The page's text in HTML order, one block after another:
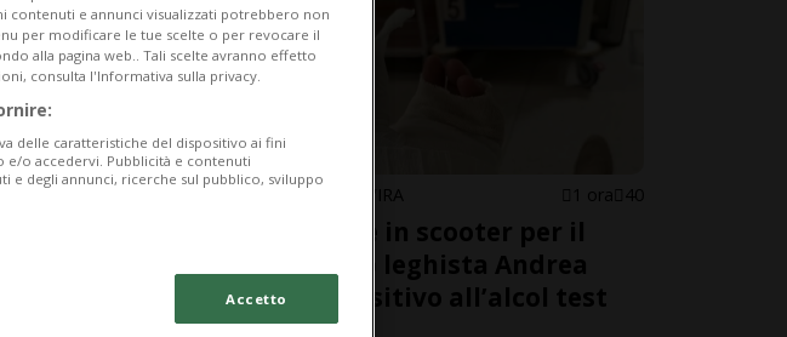
MEZZOVICO-VIRA 1 ora 40
Incidente in scooter per il
deputato leghista Andrea
Censi: positivo all’alcol test
contenuti e annunci visualizzati potrebbero non
per modificare le tue scelte o per revocare il
alla pagina web.. Tali scelte avranno effetto
consulta l'Informativa sulla privacy.
delle caratteristiche del dispositivo ai fini
e/o accedervi. Pubblicità e contenuti
e degli annunci, ricerche sul pubblico, sviluppo
Accetto